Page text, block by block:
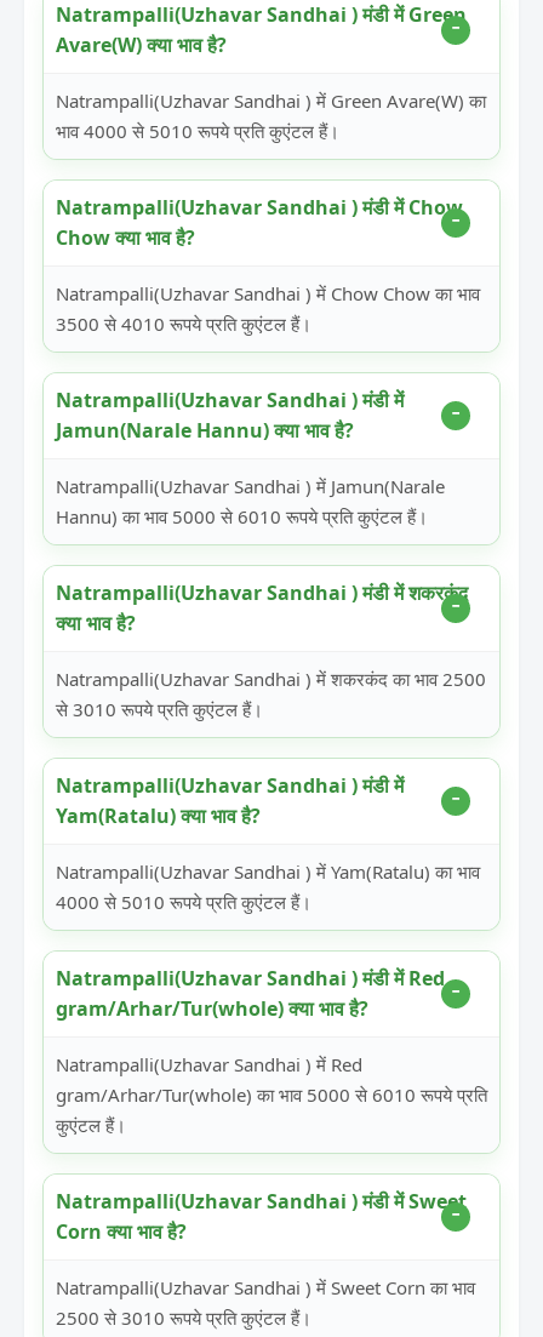
Natrampalli(Uzhavar Sandhai ) मंडी में Green
Avare(W) क्या भाव है?
Natrampalli(Uzhavar Sandhai ) में Green Avare(W) का
भाव 4000 से 5010 रूपये प्रति कुएंटल हैं।
Natrampalli(Uzhavar Sandhai ) मंडी में Chow
Chow क्या भाव है?
Natrampalli(Uzhavar Sandhai ) में Chow Chow का भाव
3500 से 4010 रूपये प्रति कुएंटल हैं।
Natrampalli(Uzhavar Sandhai ) मंडी में
Jamun(Narale Hannu) क्या भाव है?
Natrampalli(Uzhavar Sandhai ) में Jamun(Narale
Hannu) का भाव 5000 से 6010 रूपये प्रति कुएंटल हैं।
Natrampalli(Uzhavar Sandhai ) मंडी में शकरकंद
क्या भाव है?
Natrampalli(Uzhavar Sandhai ) में शकरकंद का भाव 2500
से 3010 रूपये प्रति कुएंटल हैं।
Natrampalli(Uzhavar Sandhai ) मंडी में
Yam(Ratalu) क्या भाव है?
Natrampalli(Uzhavar Sandhai ) में Yam(Ratalu) का भाव
4000 से 5010 रूपये प्रति कुएंटल हैं।
Natrampalli(Uzhavar Sandhai ) मंडी में Red
gram/Arhar/Tur(whole) क्या भाव है?
Natrampalli(Uzhavar Sandhai ) में Red
gram/Arhar/Tur(whole) का भाव 5000 से 6010 रूपये प्रति
कुएंटल हैं।
Natrampalli(Uzhavar Sandhai ) मंडी में Sweet
Corn क्या भाव है?
Natrampalli(Uzhavar Sandhai ) में Sweet Corn का भाव
2500 से 3010 रूपये प्रति कुएंटल हैं।